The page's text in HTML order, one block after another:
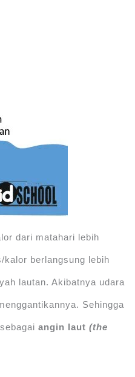
dari matahari lebih
berlangsung lebih
lautan. Akibatnya udara
Sehingga
angin laut(the